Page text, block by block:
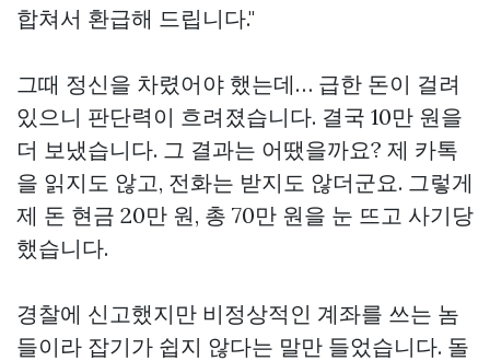
합쳐서 환급해 드립니다."
그때 정신을 차렸어야 했는데… 급한 돈이 걸려
있으니 판단력이 흐려졌습니다. 결국 10만 원을
더 보냈습니다. 그 결과는 어땠을까요? 제 카톡
을 읽지도 않고, 전화는 받지도 않더군요. 그렇게
제 돈 현금 20만 원, 총 70만 원을 눈 뜨고 사기당
했습니다.
경찰에 신고했지만 비정상적인 계좌를 쓰는 놈
들이라 잡기가 쉽지 않다는 말만 들었습니다. 돌